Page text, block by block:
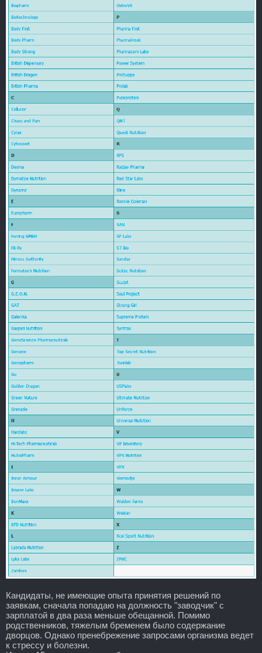
Кандидаты, не имеющие опыта принятия решений по
заявкам, сначала попадаю на должность "заводчик" с
зарплатой в два раза меньше обещанной. Помимо
родственников, тяжелым бременем было содержание
дворцов. Однако пренебрежение запросами организма ведет
к стрессу и болезни.